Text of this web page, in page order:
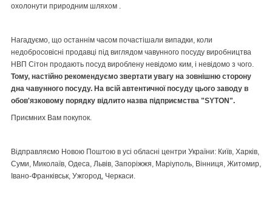
охолонути природним шляхом .
Нагадуємо, що останнім часом почастішали випадки, коли
недобросовісні продавці під виглядом чавунного посуду виробництва
НВП Сітон продають посуд вироблену невідомо ким, і невідомо з чого.
Тому, настійно рекомендуємо звертати увагу на зовнішню сторону
дна чавунного посуду. На всій автентичної посуду цього заводу в
обов'язковому порядку відлито назва підприємства "SYTON".
Приємних Вам покупок.
Відправляємо Новою Поштою в усі обласні центри України: Київ, Харків,
Суми, Миколаїв, Одеса, Львів, Запоріжжя, Маріуполь, Вінниця, Житомир,
Івано-Франківськ, Ужгород, Черкаси.